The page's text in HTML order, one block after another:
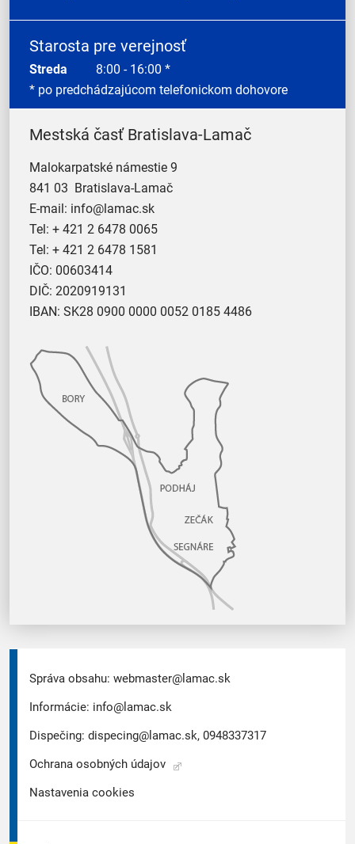
Starosta pre verejnosť
Streda 8:00 - 16:00 *
* po predchádzajúcom telefonickom dohovore
Mestská časť Bratislava-Lamač
Malokarpatské námestie 9
841 03 Bratislava-Lamač
E-mail: info@lamac.sk
Tel: + 421 2 6478 0065
Tel: + 421 2 6478 1581
IČO: 00603414
DIČ: 2020919131
IBAN: SK28 0900 0000 0052 0185 4486
Správa obsahu: webmaster@lamac.sk
Informácie: info@lamac.sk
Dispečing: dispecing@lamac.sk, 0948337317
Ochrana osobných údajov
Nastavenia cookies